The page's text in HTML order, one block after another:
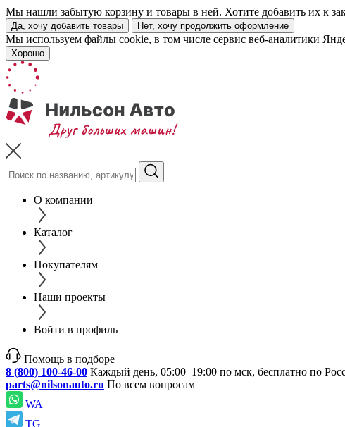
Мы нашли забытую корзину и товары в ней. Хотите добавить их к
Да, хочу добавить товары Нет, хочу продолжить оформление
Мы используем файлы cookie, в том числе сервис веб-аналитики
Хорошо
О компании
Каталог
Покупателям
Наши проекты
Войти в профиль
Помощь в подборе
8 (800) 100-46-00 Каждый день, 05:00–19:00 по мск, бесплатно по
parts@nilsonauto.ru По всем вопросам
WA
TG